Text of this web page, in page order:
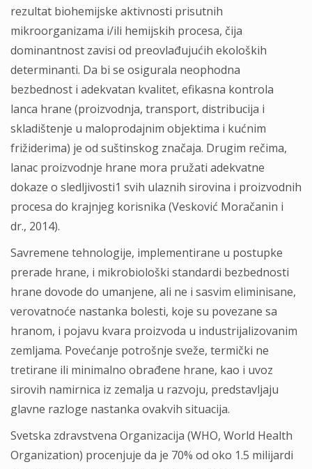
rezultat biohemijske aktivnosti prisutnih
mikroorganizama i/ili hemijskih procesa, čija
dominantnost zavisi od preovlađujućih ekoloških
determinanti. Da bi se osigurala neophodna
bezbednost i adekvatan kvalitet, efikasna kontrola
lanca hrane (proizvodnja, transport, distribucija i
skladištenje u maloprodajnim objektima i kućnim
frižiderima) je od suštinskog značaja. Drugim rečima,
lanac proizvodnje hrane mora pružati adekvatne
dokaze o sledljivosti1 svih ulaznih sirovina i proizvodnih
procesa do krajnjeg korisnika (Vesković Moračanin i
dr., 2014).
Savremene tehnologije, implementirane u postupke
prerade hrane, i mikrobiološki standardi bezbednosti
hrane dovode do umanjene, ali ne i sasvim eliminisane,
verovatnoće nastanka bolesti, koje su povezane sa
hranom, i pojavu kvara proizvoda u industrijalizovanim
zemljama. Povećanje potrošnje sveže, termički ne
tretirane ili minimalno obrađene hrane, kao i uvoz
sirovih namirnica iz zemalja u razvoju, predstavljaju
glavne razloge nastanka ovakvih situacija.
Svetska zdravstvena Organizacija (WHO, World Health
Organization) procenjuje da je 70% od oko 1.5 milijardi